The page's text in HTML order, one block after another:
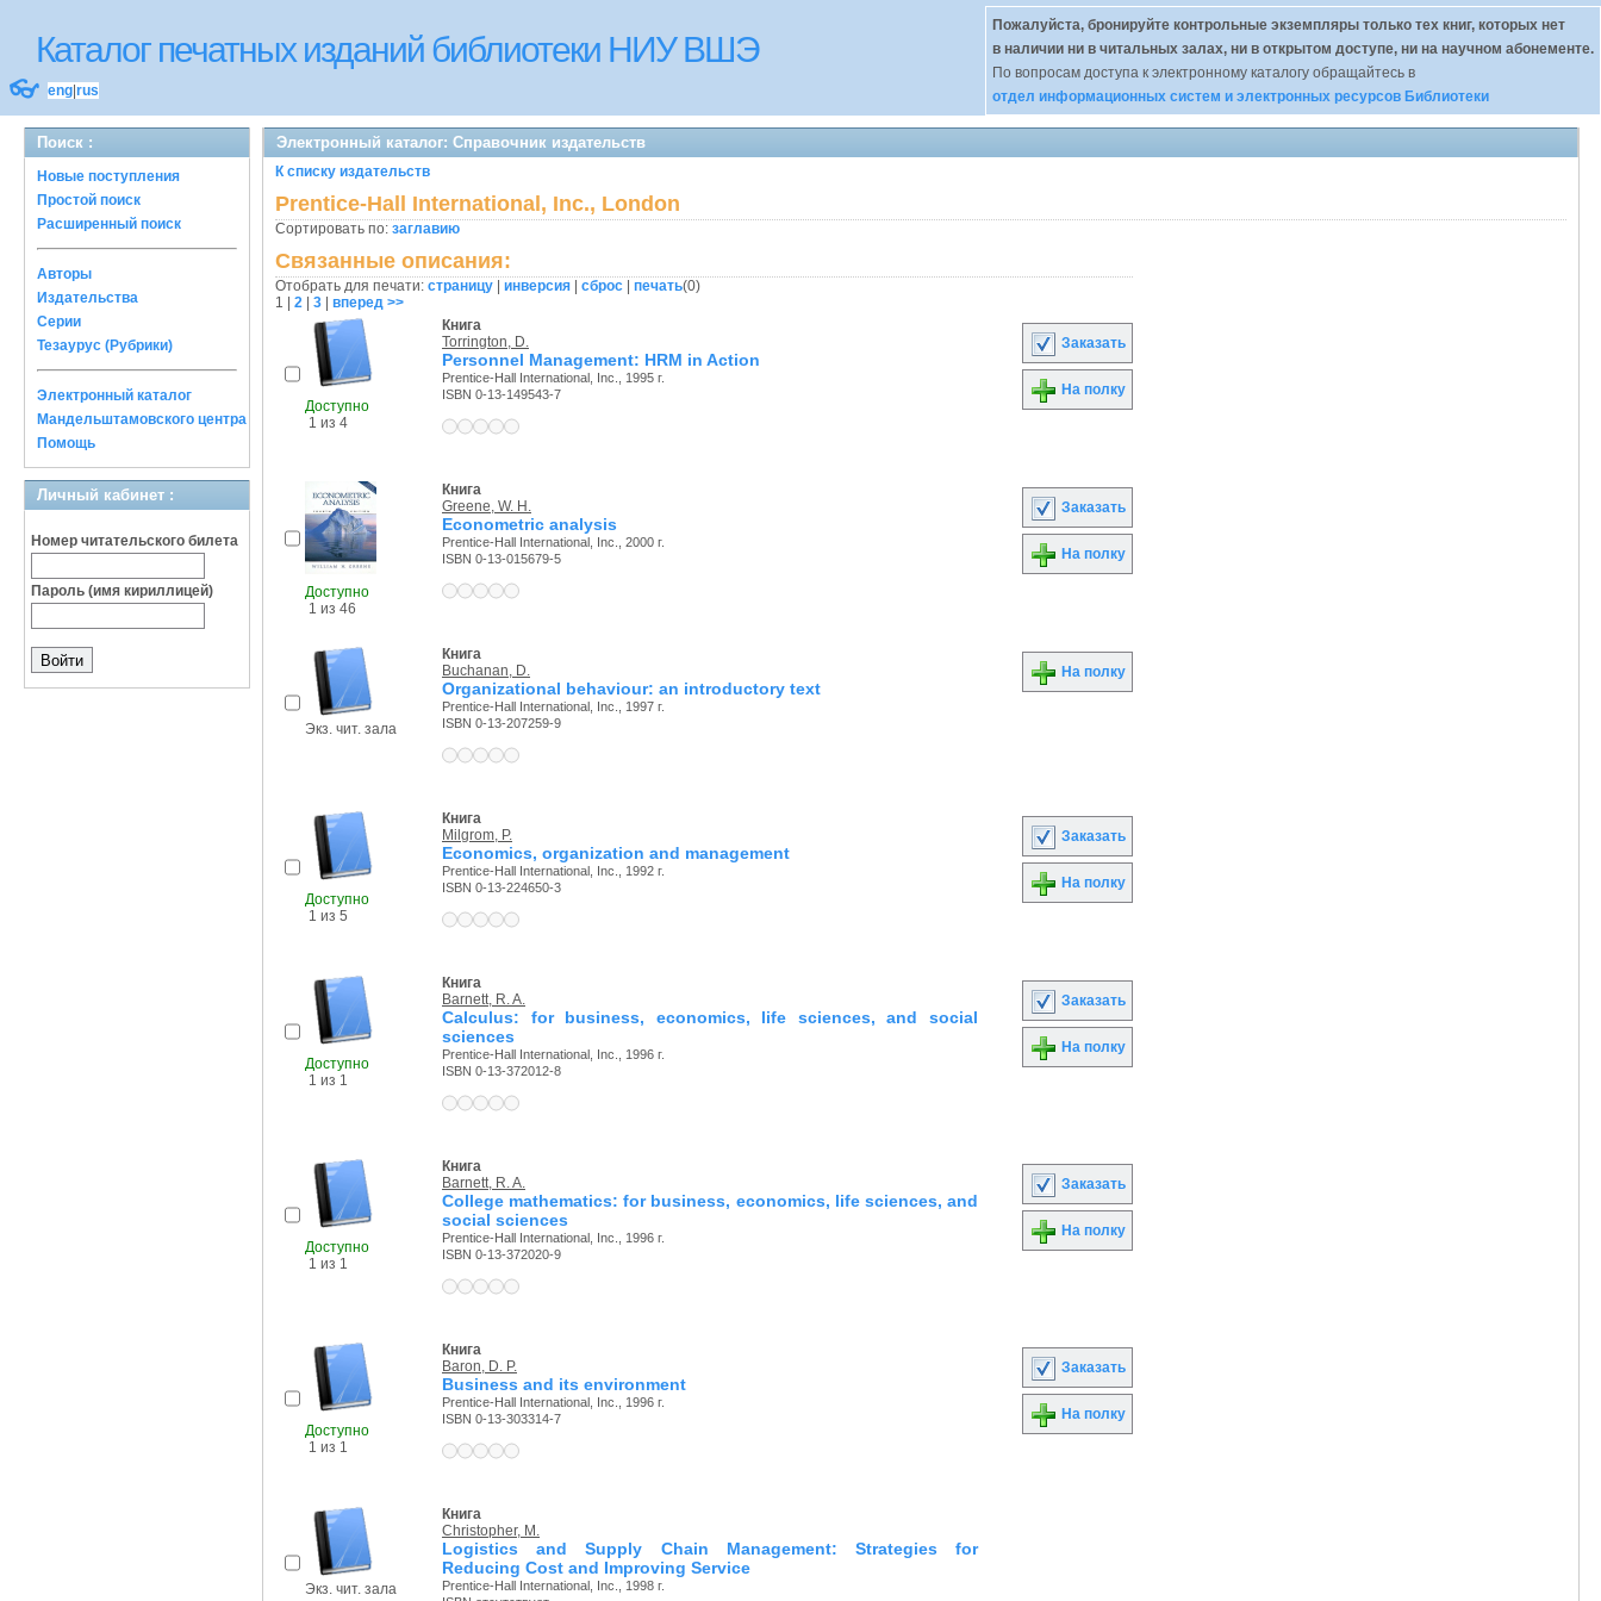
Каталог печатных изданий библиотеки НИУ ВШЭ
👓 eng rus
Пожалуйста, бронируйте контрольные экземпляры только тех книг, которых нет
в наличии ни в читальных залах, ни в открытом доступе, ни на научном абонементе.
По вопросам доступа к электронному каталогу обращайтесь в
отдел информационных систем и электронных ресурсов Библиотеки
Поиск :
Новые поступления
Простой поиск
Расширенный поиск
Авторы
Издательства
Серии
Тезаурус (Рубрики)
Электронный каталог
Мандельштамовского центра
Помощь
Личный кабинет :
Номер читательского билета
Пароль (имя кириллицей)
Электронный каталог: Справочник издательств
К списку издательств
Prentice-Hall International, Inc., London
Сортировать по: заглавию
Связанные описания:
Отобрать для печати: страницу инверсия сброс печать(0)
1
2 3 вперед >>
Доступно
1 из 4
Книга
Torrington, D.
Personnel Management: HRM in Action
Prentice-Hall International, Inc., 1995 г.
ISBN 0-13-149543-7
Заказать
На полку
Доступно
1 из 46
Книга
Greene, W. H.
Econometric analysis
Prentice-Hall International, Inc., 2000 г.
ISBN 0-13-015679-5
Заказать
На полку
Экз. чит. зала
Книга
Buchanan, D.
Organizational behaviour: an introductory text
Prentice-Hall International, Inc., 1997 г.
ISBN 0-13-207259-9
На полку
Доступно
1 из 5
Книга
Milgrom, P.
Economics, organization and management
Prentice-Hall International, Inc., 1992 г.
ISBN 0-13-224650-3
Заказать
На полку
Доступно
1 из 1
Книга
Barnett, R. A.
Calculus: for business, economics, life sciences, and social
sciences
Prentice-Hall International, Inc., 1996 г.
ISBN 0-13-372012-8
Заказать
На полку
Доступно
1 из 1
Книга
Barnett, R. A.
College mathematics: for business, economics, life sciences, and
social sciences
Prentice-Hall International, Inc., 1996 г.
ISBN 0-13-372020-9
Заказать
На полку
Доступно
1 из 1
Книга
Baron, D. P.
Business and its environment
Prentice-Hall International, Inc., 1996 г.
ISBN 0-13-303314-7
Заказать
На полку
Экз. чит. зала
Книга
Christopher, M.
Logistics and Supply Chain Management: Strategies for
Reducing Cost and Improving Service
Prentice-Hall International, Inc., 1998 г.